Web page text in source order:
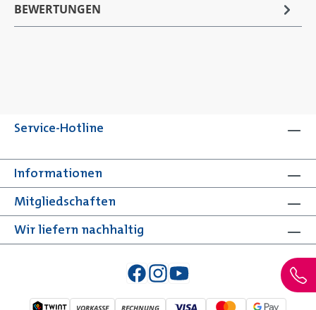
BEWERTUNGEN
Service-Hotline
Mitgliedschaften
Informationen
Wir liefern nachhaltig